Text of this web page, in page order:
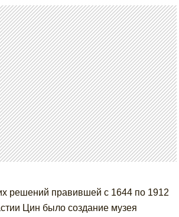
решений правившей с 1644 по 1912
Цин было создание музея